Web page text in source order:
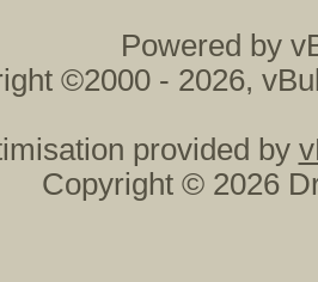
Powered by
©2000 - 2026,
provided by
Copyright © 2026